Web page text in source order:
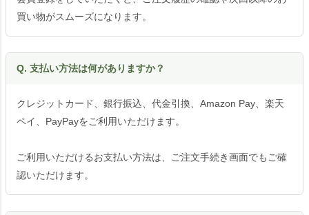
買い物がスムーズになります。
Q. 支払い方法は何がありますか？
クレジットカード、銀行振込、代金引換、Amazon Pay、楽天
ペイ、PayPayをご利用いただけます。
ご利用いただけるお支払い方法は、ご注文手続き画面でもご確
認いただけます。